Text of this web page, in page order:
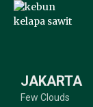
JAKARTA
Few Clouds